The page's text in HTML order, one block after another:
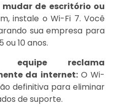
mudar de escritório ou
instale o Wi-Fi 7. Você
sua empresa para
ou 10 anos.
reclama
da internet:O Wi-
definitiva para eliminar
de suporte.